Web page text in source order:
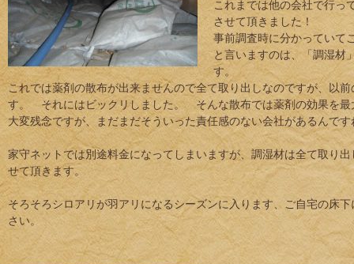
これまでは他の会社で行っ
させて頂きました！
事前調査時に分かっていて
と言いますのは、「調湿材
す。
これでは薬剤の散布が出来ませんので全て取り出しなのですが、以
す。 それにはビックリしました。 そんな散布では薬剤の効果を最
大変残念ですが、まだまだそういった責任感のない会社があるんです
家守ネットでは別途料金になってしまいますが、調湿材は全て取り
せて頂きます。
そろそろシロアリが羽アリになるシーズンに入ります、ご自宅の床
さい。